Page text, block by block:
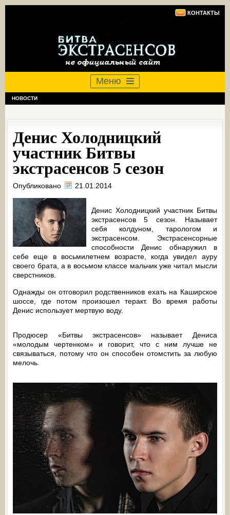
КОНТАКТЫ
Меню
НОВОСТИ
Денис Холодницкий
участник Битвы
экстрасенсов 5 сезон
Опубликовано 21.01.2014
Денис Холодницкий участник Битвы
экстрасенсов 5 сезон. Называет
себя колдуном, тарологом и
экстрасенсом. Экстрасенсорные
способности Денис обнаружил в
себе еще в восьмилетнем возрасте, когда увидел ауру
своего брата, а в восьмом классе мальчик уже читал мысли
сверстников.
Однажды он отговорил родственников ехать на Каширское
шоссе, где потом произошел теракт. Во время работы
Денис использует мертвую воду.
Продюсер «Битвы экстрасенсов» называет Дениса
«молодым чертенком» и говорит, что с ним лучше не
связываться, потому что он способен отомстить за любую
мелочь.